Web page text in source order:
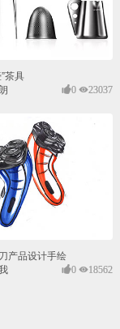
茶具
0 23037
产品设计手绘
0 18562